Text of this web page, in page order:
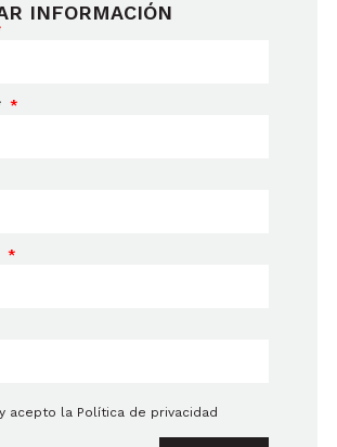
INFORMACIÓN
acepto la Política de privacidad